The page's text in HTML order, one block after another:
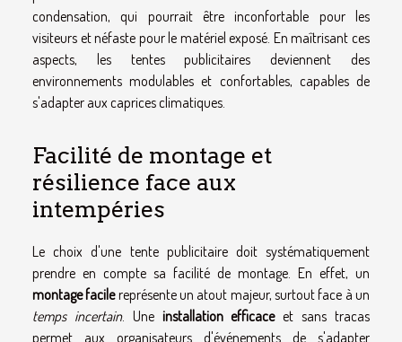
condensation, qui pourrait être inconfortable pour les
visiteurs et néfaste pour le matériel exposé. En maîtrisant ces
aspects, les tentes publicitaires deviennent des
environnements modulables et confortables, capables de
s'adapter aux caprices climatiques.
Facilité de montage et
résilience face aux
intempéries
Le choix d'une tente publicitaire doit systématiquement
prendre en compte sa facilité de montage. En effet, un
montage facilereprésente un atout majeur, surtout face à un
temps incertain. Une installation efficaceet sans tracas
permet aux organisateurs d'événements de s'adapter